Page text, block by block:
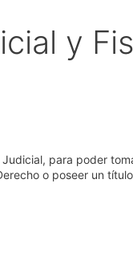
y
para poder
o poseer un